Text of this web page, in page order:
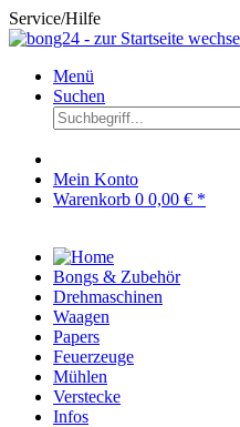
Service/Hilfe
Menü
Suchen
Mein Konto
Warenkorb 0 0,00 € *
Bongs & Zubehör
Drehmaschinen
Waagen
Papers
Feuerzeuge
Mühlen
Verstecke
Infos